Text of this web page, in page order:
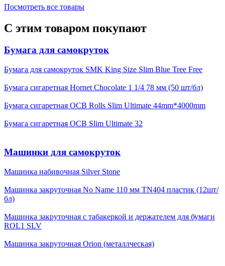
Посмотреть все товары
С этим товаром покупают
Бумага для самокруток
Бумага для самокруток SMK King Size Slim Blue Tree Free
Бумага сигаретная Hornet Chocolate 1 1/4 78 мм (50 шт/бл)
Бумага сигаретная OCB Rolls Slim Ultimate 44mm*4000mm
Бумага сигаретная OCB Slim Ultimate 32
Машинки для самокруток
Машинка набивочная Silver Stone
Машинка закруточная No Name 110 мм TN404 пластик (12шт/
бл)
Машинка закруточная с табакеркой и держателем для бумаги
ROL1 SLV
Машинка закруточная Orion (металлческая)